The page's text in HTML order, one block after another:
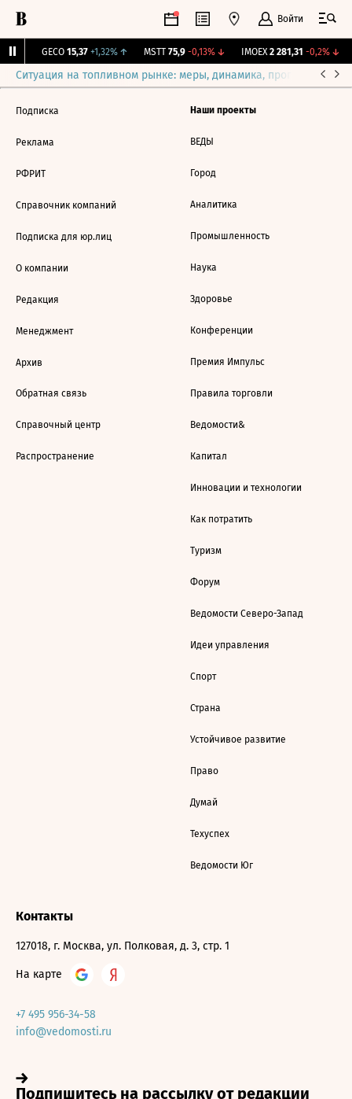
Войти
GECO 15,37 +1,32%↑ MSTT 75,9 -0,13%↓ IMOEX 2 281,31 -0,2%↓
Ситуация на топливном рынке: меры, динамика, прогнозы
Подписка
Реклама
РФРИТ
Справочник компаний
Подписка для юр.лиц
О компании
Редакция
Менеджмент
Архив
Обратная связь
Справочный центр
Распространение
Наши проекты
ВЕДЫ
Город
Аналитика
Промышленность
Наука
Здоровье
Конференции
Премия Импульс
Правила торговли
Ведомости&
Капитал
Инновации и технологии
Как потратить
Туризм
Форум
Ведомости Северо-Запад
Идеи управления
Спорт
Страна
Устойчивое развитие
Право
Думай
Техуспех
Ведомости Юг
Контакты
127018, г. Москва, ул. Полковая, д. 3, стр. 1
На карте
+7 495 956-34-58
info@vedomosti.ru